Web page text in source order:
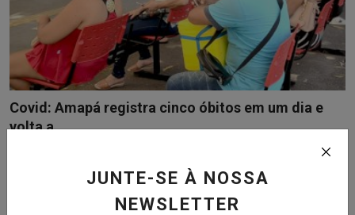
JUNTE-SE À NOSSA
NEWSLETTER
Covid: Amapá registra cinco óbitos em um dia e
volta a ...
Superintendência de Vigilância em Saúde (SVS/AP) revela
preocupação com o desenv...